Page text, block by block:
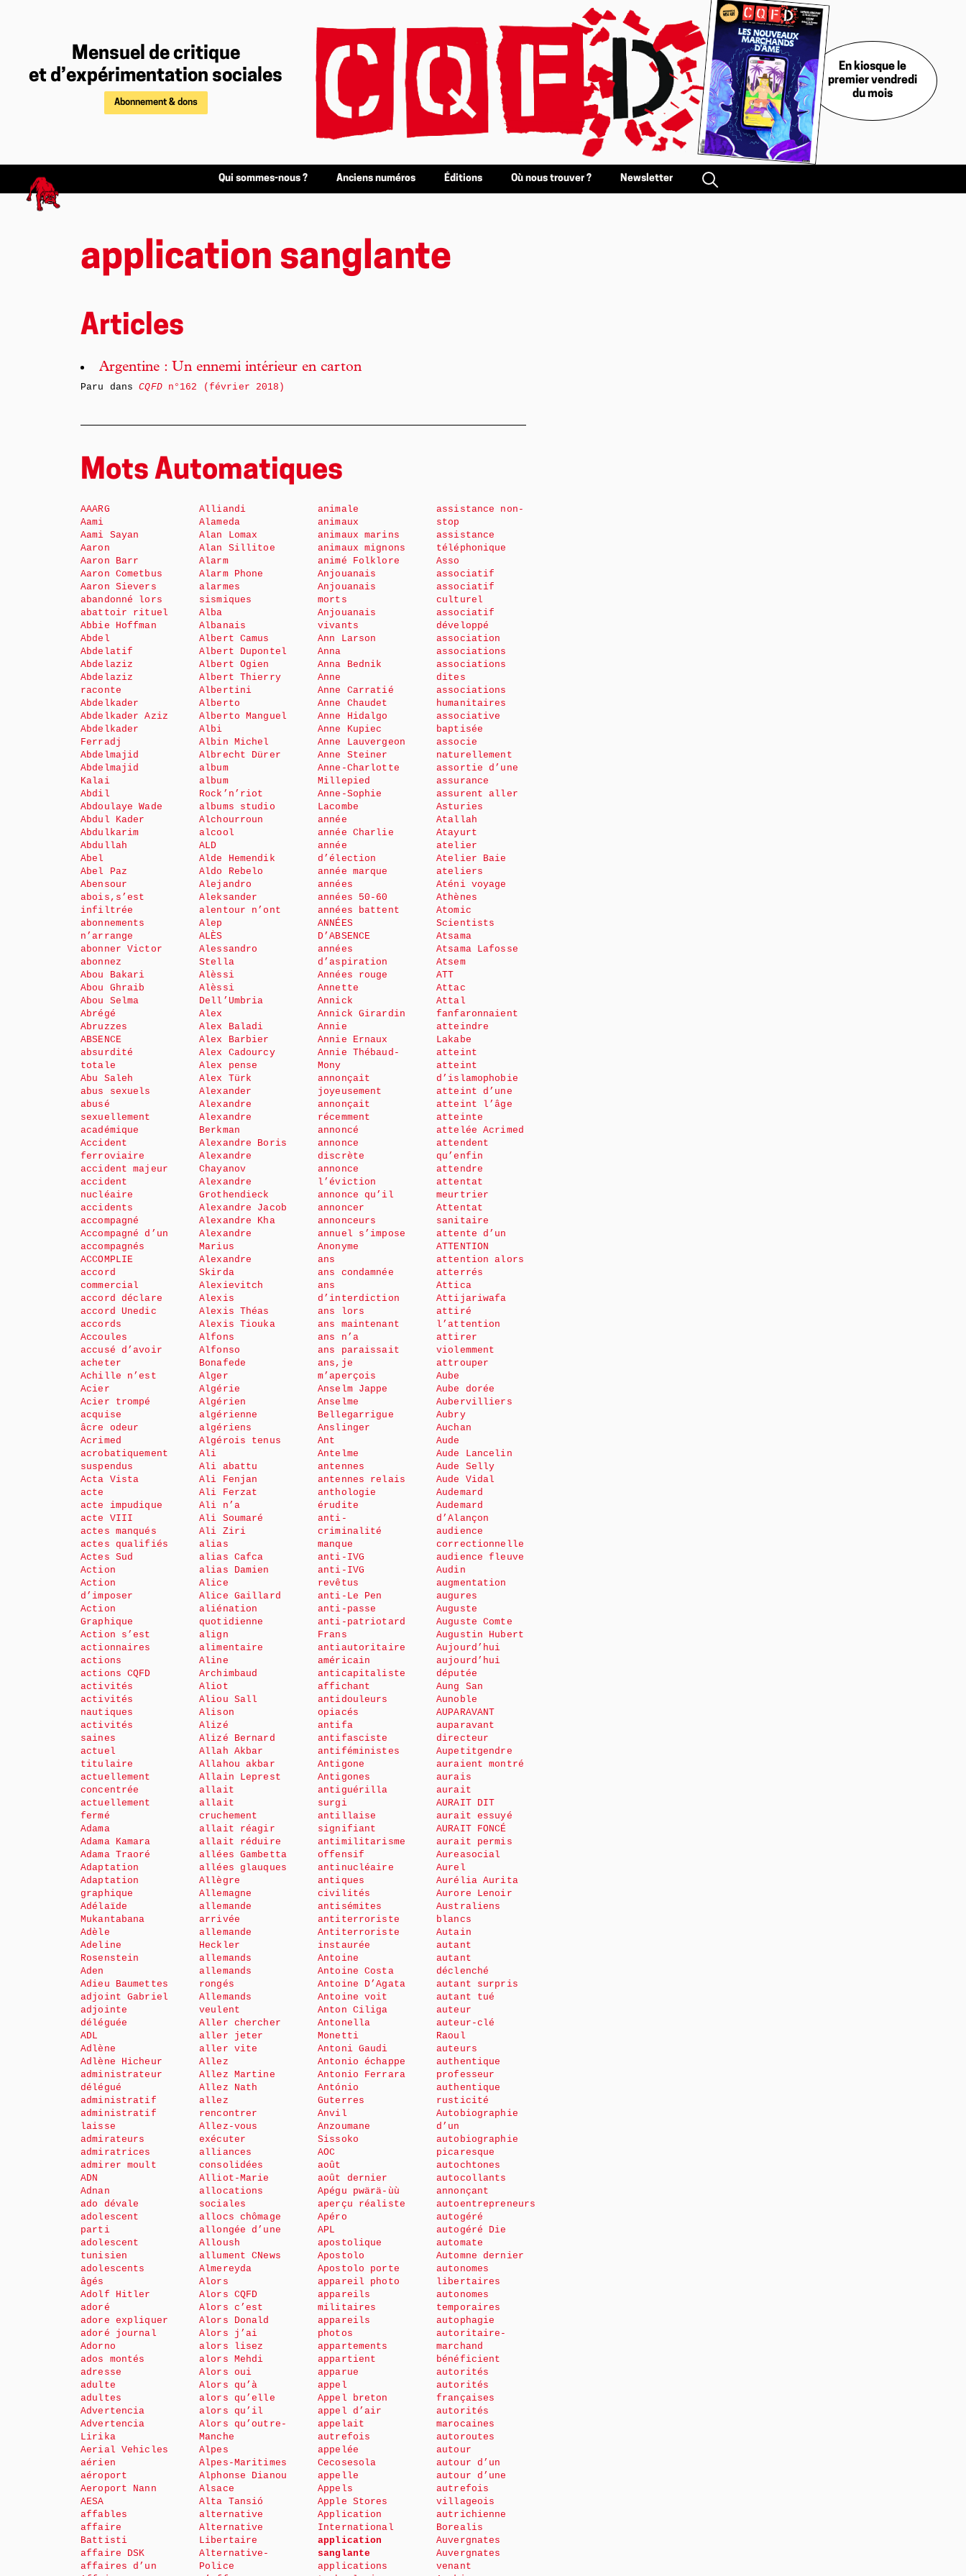
Mensuel de critique
et d’expérimentation sociales
Abonnement & dons
En kiosque le
premier vendredi
du mois
Qui sommes-nous ? Anciens numéros Éditions Où nous trouver ? Newsletter
application sanglante
Articles
Argentine : Un ennemi intérieur en carton
Paru dansCQFDn°162 (février 2018)
Mots Automatiques
AAARG
Aami
Aami Sayan
Aaron
Aaron Barr
Aaron Cometbus
Aaron Sievers
abandonné lors
abattoir rituel
Abbie Hoffman
Abdel
Abdelatif
Abdelaziz
Abdelaziz
raconte
Abdelkader
Abdelkader Aziz
Abdelkader
Ferradj
Abdelmajid
Abdelmajid
Kalai
Abdil
Abdoulaye Wade
Abdul Kader
Abdulkarim
Abdullah
Abel
Abel Paz
Abensour
abois,s’est
infiltrée
abonnements
n’arrange
abonner Victor
abonnez
Abou Bakari
Abou Ghraib
Abou Selma
Abrégé
Abruzzes
ABSENCE
absurdité
totale
Abu Saleh
abus sexuels
abusé
sexuellement
académique
Accident
ferroviaire
accident majeur
accident
nucléaire
accidents
accompagné
Accompagné d’un
accompagnés
ACCOMPLIE
accord
commercial
accord déclare
accord Unedic
accords
Accoules
accusé d’avoir
acheter
Achille n’est
Acier
Acier trompé
acquise
âcre odeur
Acrimed
acrobatiquement
suspendus
Acta Vista
acte
acte impudique
acte VIII
actes manqués
actes qualifiés
Actes Sud
Action
Action
d’imposer
Action
Graphique
Action s’est
actionnaires
actions
actions CQFD
activités
activités
nautiques
activités
saines
actuel
titulaire
actuellement
concentrée
actuellement
fermé
Adama
Adama Kamara
Adama Traoré
Adaptation
Adaptation
graphique
Adélaïde
Mukantabana
Adèle
Adeline
Rosenstein
Aden
Adieu Baumettes
adjoint Gabriel
adjointe
déléguée
ADL
Adlène
Adlène Hicheur
administrateur
délégué
administratif
administratif
laisse
admirateurs
admiratrices
admirer moult
ADN
Adnan
ado dévale
adolescent
parti
adolescent
tunisien
adolescents
âgés
Adolf Hitler
adoré
adore expliquer
adoré journal
Adorno
ados montés
adresse
adulte
adultes
Advertencia
Advertencia
Lirika
Aerial Vehicles
aérien
aéroport
Aeroport Nann
AESA
affables
affaire
Battisti
affaire DSK
affaires d’un
Alliandi
Alameda
Alan Lomax
Alan Sillitoe
Alarm
Alarm Phone
alarmes
sismiques
Alba
Albanais
Albert Camus
Albert Dupontel
Albert Ogien
Albert Thierry
Albertini
Alberto
Alberto Manguel
Albi
Albin Michel
Albrecht Dürer
album
album
Rock’n’riot
albums studio
Alchourroun
alcool
ALD
Alde Hemendik
Aldo Rebelo
Alejandro
Aleksander
alentour n’ont
Alep
ALÈS
Alessandro
Stella
Alèssi
Alèssi
Dell’Umbria
Alex
Alex Baladi
Alex Barbier
Alex Cadourcy
Alex pense
Alex Türk
Alexander
Alexandre
Alexandre
Berkman
Alexandre Boris
Alexandre
Chayanov
Alexandre
Grothendieck
Alexandre Jacob
Alexandre Kha
Alexandre
Marius
Alexandre
Skirda
Alexievitch
Alexis
Alexis Théas
Alexis Tiouka
Alfons
Alfonso
Bonafede
Alger
Algérie
Algérien
algérienne
algériens
Algérois tenus
Ali
Ali abattu
Ali Fenjan
Ali Ferzat
Ali n’a
Ali Soumaré
Ali Ziri
alias
alias Cafca
alias Damien
Alice
Alice Gaillard
aliénation
quotidienne
align
alimentaire
Aline
Archimbaud
Aliot
Aliou Sall
Alison
Alizé
Alizé Bernard
Allah Akbar
Allahou akbar
Allain Leprest
allait
allait
cruchement
allait réagir
allait réduire
allées Gambetta
allées glauques
Allègre
Allemagne
allemande
arrivée
allemande
Heckler
allemands
allemands
rongés
Allemands
veulent
Aller chercher
aller jeter
aller vite
Allez
Allez Martine
Allez Nath
allez
rencontrer
Allez-vous
exécuter
alliances
consolidées
Alliot-Marie
allocations
sociales
allocs chômage
allongée d’une
Alloush
allument CNews
Almereyda
Alors
Alors CQFD
Alors c’est
Alors Donald
Alors j’ai
alors lisez
alors Mehdi
Alors oui
Alors qu’à
alors qu’elle
alors qu’il
Alors qu’outre-
Manche
Alpes
Alpes-Maritimes
Alphonse Dianou
Alsace
Alta Tansió
alternative
Alternative
Libertaire
Alternative-
Police
animale
animaux
animaux marins
animaux mignons
animé Folklore
Anjouanais
Anjouanais
morts
Anjouanais
vivants
Ann Larson
Anna
Anna Bednik
Anne
Anne Carratié
Anne Chaudet
Anne Hidalgo
Anne Kupiec
Anne Lauvergeon
Anne Steiner
Anne-Charlotte
Millepied
Anne-Sophie
Lacombe
année
année Charlie
année
d’élection
année marque
années
années 50-60
années battent
ANNÉES
D’ABSENCE
années
d’aspiration
Années rouge
Annette
Annick
Annick Girardin
Annie
Annie Ernaux
Annie Thébaud-
Mony
annonçait
joyeusement
annonçait
récemment
annoncé
annonce
discrète
annonce
l’éviction
annonce qu’il
annoncer
annonceurs
annuel s’impose
Anonyme
ans
ans condamnée
ans
d’interdiction
ans lors
ans maintenant
ans n’a
ans paraissait
ans,je
m’aperçois
Anselm Jappe
Anselme
Bellegarrigue
Anslinger
Ant
Antelme
antennes
antennes relais
anthologie
érudite
anti-
criminalité
manque
anti-IVG
anti-IVG
revêtus
anti-Le Pen
anti-passe
anti-patriotard
Frans
antiautoritaire
américain
anticapitaliste
affichant
antidouleurs
opiacés
antifa
antifasciste
antiféministes
Antigone
Antigones
antiguérilla
surgi
antillaise
signifiant
antimilitarisme
offensif
antinucléaire
antiques
civilités
antisémites
antiterroriste
Antiterroriste
instaurée
Antoine
Antoine Costa
Antoine D’Agata
Antoine voit
Anton Ciliga
Antonella
Monetti
Antoni Gaudi
Antonio échappe
Antonio Ferrara
António
Guterres
Anvil
Anzoumane
Sissoko
AOC
août
août dernier
Apégu pwärä-ùù
aperçu réaliste
Apéro
APL
apostolique
Apostolo
Apostolo porte
appareil photo
appareils
militaires
appareils
photos
appartements
appartient
apparue
appel
Appel breton
appel d’air
appelait
autrefois
appelée
Cecosesola
appelle
Appels
Apple Stores
Application
International
application
sanglante
applications
assistance non-
stop
assistance
téléphonique
Asso
associatif
associatif
culturel
associatif
développé
association
associations
associations
dites
associations
humanitaires
associative
baptisée
associe
naturellement
assortie d’une
assurance
assurent aller
Asturies
Atallah
Atayurt
atelier
Atelier Baie
ateliers
Aténi voyage
Athènes
Atomic
Scientists
Atsama
Atsama Lafosse
Atsem
ATT
Attac
Attal
fanfaronnaient
atteindre
Lakabe
atteint
atteint
d’islamophobie
atteint d’une
atteint l’âge
atteinte
attelée Acrimed
attendent
qu’enfin
attendre
attentat
meurtrier
Attentat
sanitaire
attente d’un
ATTENTION
attention alors
atterrés
Attica
Attijariwafa
attiré
l’attention
attirer
violemment
attrouper
Aube
Aube dorée
Aubervilliers
Aubry
Auchan
Aude
Aude Lancelin
Aude Selly
Aude Vidal
Audemard
Audemard
d’Alançon
audience
correctionnelle
audience fleuve
Audin
augmentation
augures
Auguste
Auguste Comte
Augustin Hubert
Aujourd’hui
aujourd’hui
députée
Aung San
Aunoble
AUPARAVANT
auparavant
directeur
Aupetitgendre
auraient montré
aurais
aurait
AURAIT DIT
aurait essuyé
AURAIT FONCÉ
aurait permis
Aureasocial
Aurel
Aurélia Aurita
Aurore Lenoir
Australiens
blancs
Autain
autant
autant
déclenché
autant surpris
autant tué
auteur
auteur-clé
Raoul
auteurs
authentique
professeur
authentique
rusticité
Autobiographie
d’un
autobiographie
picaresque
autochtones
autocollants
annonçant
autoentrepreneurs
autogéré
autogéré Die
automate
Automne dernier
autonomes
libertaires
autonomes
temporaires
autophagie
autoritaire-
marchand
bénéficient
autorités
autorités
françaises
autorités
marocaines
autoroutes
autour
autour d’un
autour d’une
autrefois
villageois
autrichienne
Borealis
Auvergnates
Auvergnates
venant